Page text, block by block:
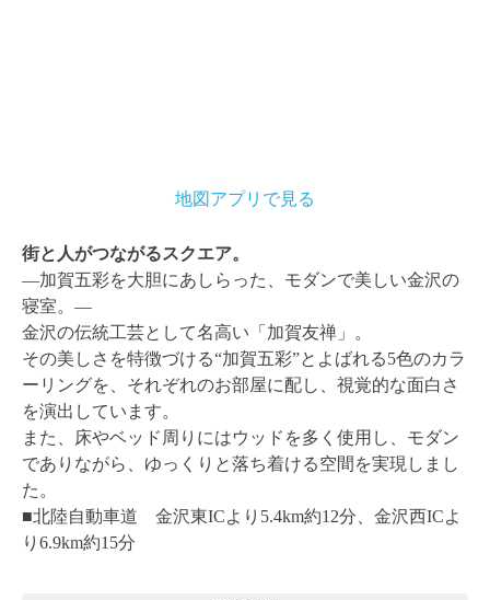
地図アプリで見る
街と人がつながるスクエア。
―加賀五彩を大胆にあしらった、モダンで美しい金沢の
寝室。―
金沢の伝統工芸として名高い「加賀友禅」。
その美しさを特徴づける“加賀五彩”とよばれる5色のカラ
ーリングを、それぞれのお部屋に配し、視覚的な面白さ
を演出しています。
また、床やベッド周りにはウッドを多く使用し、モダン
でありながら、ゆっくりと落ち着ける空間を実現しまし
た。
■北陸自動車道 金沢東ICより5.4km約12分、金沢西ICよ
り6.9km約15分